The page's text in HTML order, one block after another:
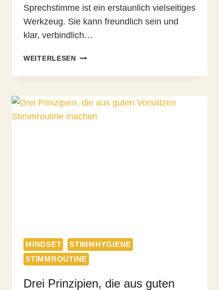
Sprechstimme ist ein erstaunlich vielseitiges
Werkzeug. Sie kann freundlich sein und
klar, verbindlich…
WEITERLESENSPRECHSTIMME
BERUF
ALLTAG
MINDSET
STIMMHYGIENE
STIMMROUTINE
Drei Prinzipien, die aus guten